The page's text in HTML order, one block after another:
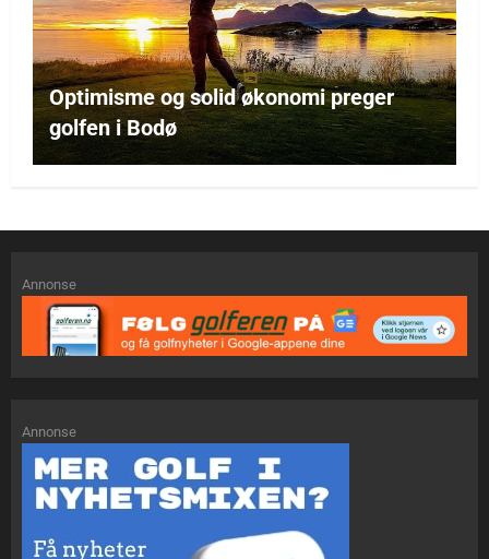
Optimisme og solid økonomi preger
golfen i Bodø
Annonse
Annonse